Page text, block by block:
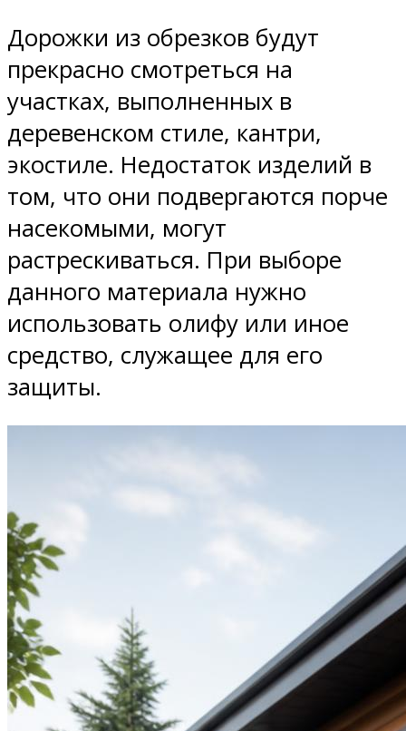
Дорожки из обрезков будут
прекрасно смотреться на
участках, выполненных в
деревенском стиле, кантри,
экостиле. Недостаток изделий в
том, что они подвергаются порче
насекомыми, могут
растрескиваться. При выборе
данного материала нужно
использовать олифу или иное
средство, служащее для его
защиты.